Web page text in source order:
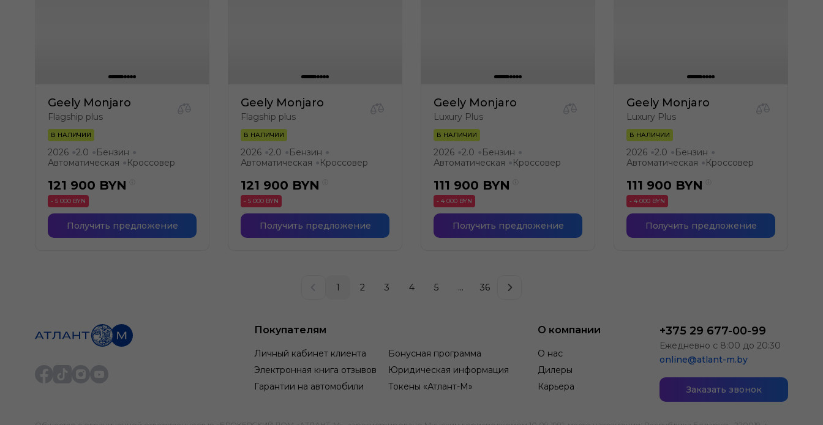
Geely Monjaro
Flagship plus
В НАЛИЧИИ
2026 ●2.0 ● Бензин ●
Автоматическая ● Кроссовер
121 900 BYN
- 5 000 BYN
Получить предложение
Geely Monjaro
Flagship plus
В НАЛИЧИИ
2026 ●2.0 ● Бензин ●
Автоматическая ● Кроссовер
121 900 BYN
- 5 000 BYN
Получить предложение
Geely Monjaro
Luxury Plus
В НАЛИЧИИ
2026 ●2.0 ● Бензин ●
Автоматическая ● Кроссовер
111 900 BYN
- 4 000 BYN
Получить предложение
Geely Monjaro
Luxury Plus
В НАЛИЧИИ
2026 ●2.0 ● Бензин ●
Автоматическая ● Кроссовер
111 900 BYN
- 4 000 BYN
Получить предложение
1 2 3 4 5 ... 36
Покупателям
Личный кабинет клиента
Бонусная программа
Электронная книга отзывов
Юридическая информация
Гарантии на автомобили
Токены «Атлант-М»
О компании
О нас
Дилеры
Карьера
+375 29 677-00-99
Ежедневно с 8:00 до 20:30
online@atlant-m.by
Заказать звонок